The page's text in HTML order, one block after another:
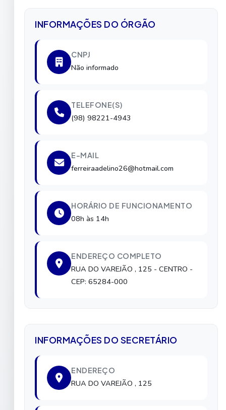
INFORMAÇÕES DO ÓRGÃO
CNPJ
Não informado
TELEFONE(S)
(98) 98221-4943
E-MAIL
ferreiraadelino26@hotmail.com
HORÁRIO DE FUNCIONAMENTO
08h às 14h
ENDEREÇO COMPLETO
RUA DO VAREJÃO , 125 - CENTRO -
CEP: 65284-000
INFORMAÇÕES DO SECRETÁRIO
ENDEREÇO
RUA DO VAREJÃO , 125